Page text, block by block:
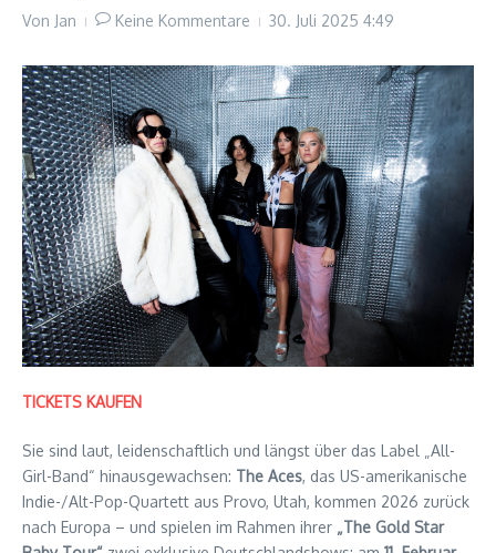
Von Jan Keine Kommentare 30. Juli 2025 4:49
TICKETS KAUFEN
Sie sind laut, leidenschaftlich und längst über das Label „All-
Girl-Band“ hinausgewachsen: The Aces, das US-amerikanische
Indie-/Alt-Pop-Quartett aus Provo, Utah, kommen 2026 zurück
nach Europa – und spielen im Rahmen ihrer „The Gold Star